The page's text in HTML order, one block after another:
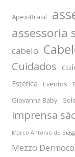
Apex-Brasil
assessoria
cabelo
Cuidados
Estética Eventos
Giovanna Baby
imprensa
Marco Antônio de
Mezzo